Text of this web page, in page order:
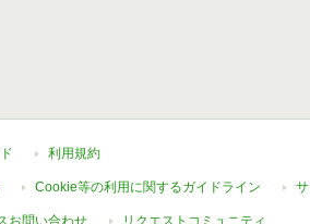
利用規約
Cookie等の利用に関するガイドライン